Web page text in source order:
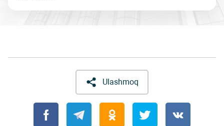
Ulashmoq